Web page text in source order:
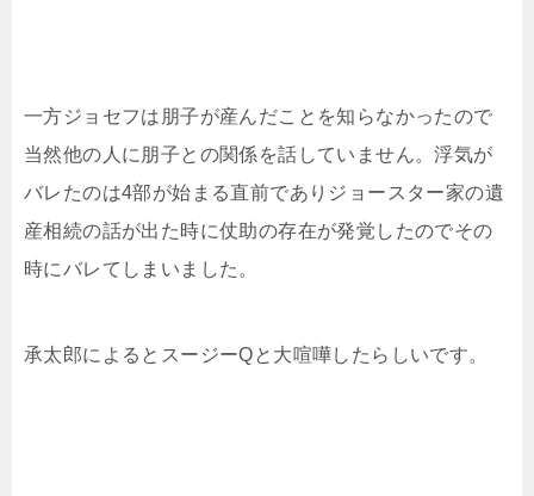
一方ジョセフは朋子が産んだことを知らなかったので
当然他の人に朋子との関係を話していません。浮気が
バレたのは4部が始まる直前でありジョースター家の遺
産相続の話が出た時に仗助の存在が発覚したのでその
時にバレてしまいました。
承太郎によるとスージーQと大喧嘩したらしいです。